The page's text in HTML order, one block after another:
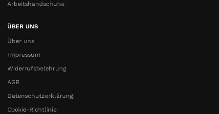
Arbeitshandschuhe
ÜBER UNS
Über uns
Impressum
Widerrufsbelehrung
AGB
Datenschutzerklärung
Cookie-Richtlinie